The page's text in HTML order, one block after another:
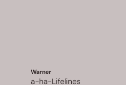
Warner
a-ha-Lifelines